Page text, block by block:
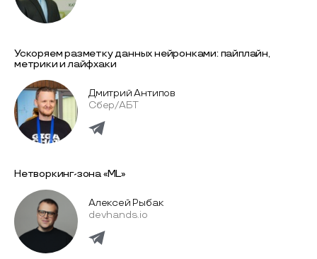
Ускоряем разметку данных нейронками: пайплайн,
метрики и лайфхаки
Дмитрий Антипов
Сбер/АБТ
Нетворкинг-зона «ML»
Алексей Рыбак
devhands.io